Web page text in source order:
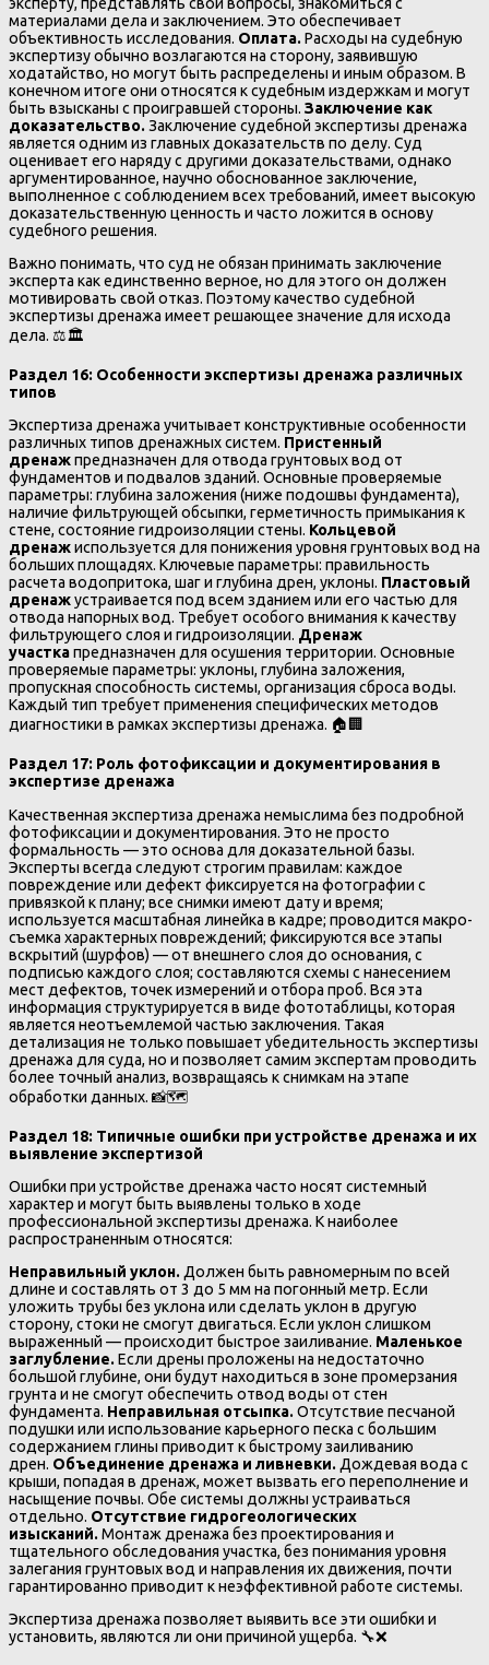
материалами дела и заключением. Это обеспечивает
объективность исследования. Оплата.Расходы на судебную
экспертизу обычно возлагаются на сторону, заявившую
ходатайство, но могут быть распределены и иным образом. В
конечном итоге они относятся к судебным издержкам и могут
быть взысканы с проигравшей стороны. Заключение как
доказательство.Заключение судебной экспертизы дренажа
является одним из главных доказательств по делу. Суд
оценивает его наряду с другими доказательствами, однако
аргументированное, научно обоснованное заключение,
выполненное с соблюдением всех требований, имеет высокую
доказательственную ценность и часто ложится в основу
судебного решения.
Важно понимать, что суд не обязан принимать заключение
эксперта как единственно верное, но для этого он должен
мотивировать свой отказ. Поэтому качество судебной
экспертизы дренажа имеет решающее значение для исхода
дела. ⚖️🏛️
Раздел 16: Особенности экспертизы дренажа различных
типов
Экспертиза дренажа учитывает конструктивные особенности
различных типов дренажных систем. Пристенный
дренажпредназначен для отвода грунтовых вод от
фундаментов и подвалов зданий. Основные проверяемые
параметры: глубина заложения (ниже подошвы фундамента),
наличие фильтрующей обсыпки, герметичность примыкания к
стене, состояние гидроизоляции стены. Кольцевой
дренажиспользуется для понижения уровня грунтовых вод на
больших площадях. Ключевые параметры: правильность
расчета водопритока, шаг и глубина дрен, уклоны. Пластовый
дренажустраивается под всем зданием или его частью для
отвода напорных вод. Требует особого внимания к качеству
фильтрующего слоя и гидроизоляции. Дренаж
участкапредназначен для осушения территории. Основные
проверяемые параметры: уклоны, глубина заложения,
пропускная способность системы, организация сброса воды.
Каждый тип требует применения специфических методов
диагностики в рамках экспертизы дренажа. 🏠🏢
Раздел 17: Роль фотофиксации и документирования в
экспертизе дренажа
Качественная экспертиза дренажа немыслима без подробной
фотофиксации и документирования. Это не просто
формальность — это основа для доказательной базы.
Эксперты всегда следуют строгим правилам: каждое
повреждение или дефект фиксируется на фотографии с
привязкой к плану; все снимки имеют дату и время;
используется масштабная линейка в кадре; проводится макро-
съемка характерных повреждений; фиксируются все этапы
вскрытий (шурфов) — от внешнего слоя до основания, с
подписью каждого слоя; составляются схемы с нанесением
мест дефектов, точек измерений и отбора проб. Вся эта
информация структурируется в виде фототаблицы, которая
является неотъемлемой частью заключения. Такая
детализация не только повышает убедительность экспертизы
дренажа для суда, но и позволяет самим экспертам проводить
более точный анализ, возвращаясь к снимкам на этапе
обработки данных. 📸🗺️
Раздел 18: Типичные ошибки при устройстве дренажа и их
выявление экспертизой
Ошибки при устройстве дренажа часто носят системный
характер и могут быть выявлены только в ходе
профессиональной экспертизы дренажа. К наиболее
распространенным относятся:
Неправильный уклон. Должен быть равномерным по всей
длине и составлять от 3 до 5 мм на погонный метр. Если
уложить трубы без уклона или сделать уклон в другую
сторону, стоки не смогут двигаться. Если уклон слишком
выраженный — происходит быстрое заиливание. Маленькое
заглубление.Если дрены проложены на недостаточно
большой глубине, они будут находиться в зоне промерзания
грунта и не смогут обеспечить отвод воды от стен
фундамента. Неправильная отсыпка.Отсутствие песчаной
подушки или использование карьерного песка с большим
содержанием глины приводит к быстрому заиливанию
дрен. Объединение дренажа и ливневки. Дождевая вода с
крыши, попадая в дренаж, может вызвать его переполнение и
насыщение почвы. Обе системы должны устраиваться
отдельно. Отсутствие гидрогеологических
изысканий.Монтаж дренажа без проектирования и
тщательного обследования участка, без понимания уровня
залегания грунтовых вод и направления их движения, почти
гарантированно приводит к неэффективной работе системы.
Экспертиза дренажа позволяет выявить все эти ошибки и
установить, являются ли они причиной ущерба. 🔧❌